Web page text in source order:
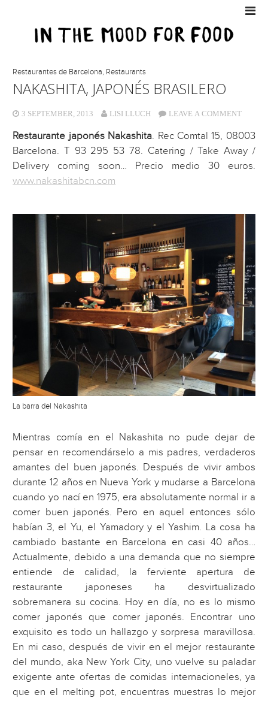
Restaurantes de Barcelona, Restaurants
NAKASHITA, JAPONÉS BRASILERO
3 SEPTEMBER, 2013 LISI LLUCH LEAVE A COMMENT
Restaurante japonés Nakashita. Rec Comtal 15, 08003
Barcelona. T 93 295 53 78. Catering / Take Away /
Delivery coming soon… Precio medio 30 euros.
www.nakashitabcn.com
La barra del Nakashita
Mientras comía en el Nakashita no pude dejar de
pensar en recomendárselo a mis padres, verdaderos
amantes del buen japonés. Después de vivir ambos
durante 12 años en Nueva York y mudarse a Barcelona
cuando yo nací en 1975, era absolutamente normal ir a
comer buen japonés. Pero en aquel entonces sólo
habían 3, el Yu, el Yamadory y el Yashim. La cosa ha
cambiado bastante en Barcelona en casi 40 años…
Actualmente, debido a una demanda que no siempre
entiende de calidad, la ferviente apertura de
restaurante japoneses ha desvirtualizado
sobremanera su cocina. Hoy en día, no es lo mismo
comer japonés que comer japonés. Encontrar uno
exquisito es todo un hallazgo y sorpresa maravillosa.
En mi caso, después de vivir en el mejor restaurante
del mundo, aka New York City, uno vuelve su paladar
exigente ante ofertas de comidas internacioneles, ya
que en el melting pot, encuentras muestras lo mejor